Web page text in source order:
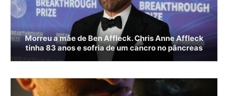
Morreu a mãe de Ben Affleck. Chris Anne Affleck
tinha 83 anos e sofria de um cancro no pâncreas